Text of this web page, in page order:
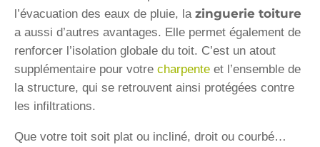
l’évacuation des eaux de pluie, la zinguerie toiture
a aussi d’autres avantages. Elle permet également de
renforcer l’isolation globale du toit. C’est un atout
supplémentaire pour votre charpente et l’ensemble de
la structure, qui se retrouvent ainsi protégées contre
les infiltrations.
Que votre toit soit plat ou incliné, droit ou courbé…